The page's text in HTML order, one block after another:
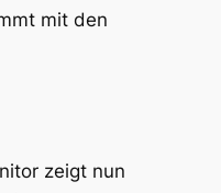
mit den
zeigt nun